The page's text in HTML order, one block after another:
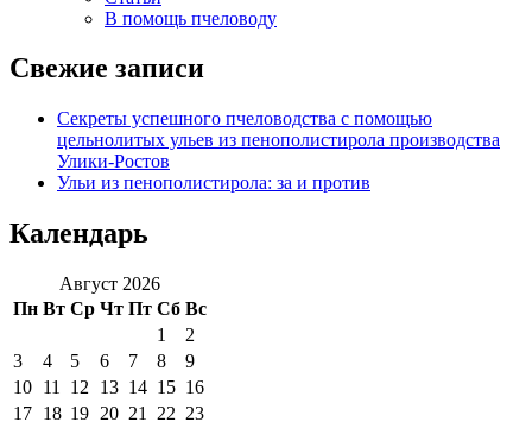
В помощь пчеловоду
Свежие записи
Секреты успешного пчеловодства с помощью
цельнолитых ульев из пенополистирола производства
Улики-Ростов
Ульи из пенополистирола: за и против
Календарь
Август 2026
Пн Вт Ср Чт Пт Сб Вс
1
2
3
4 5 6 7 8
9
10 11 12 13 14 15 16
17 18 19 20 21 22 23